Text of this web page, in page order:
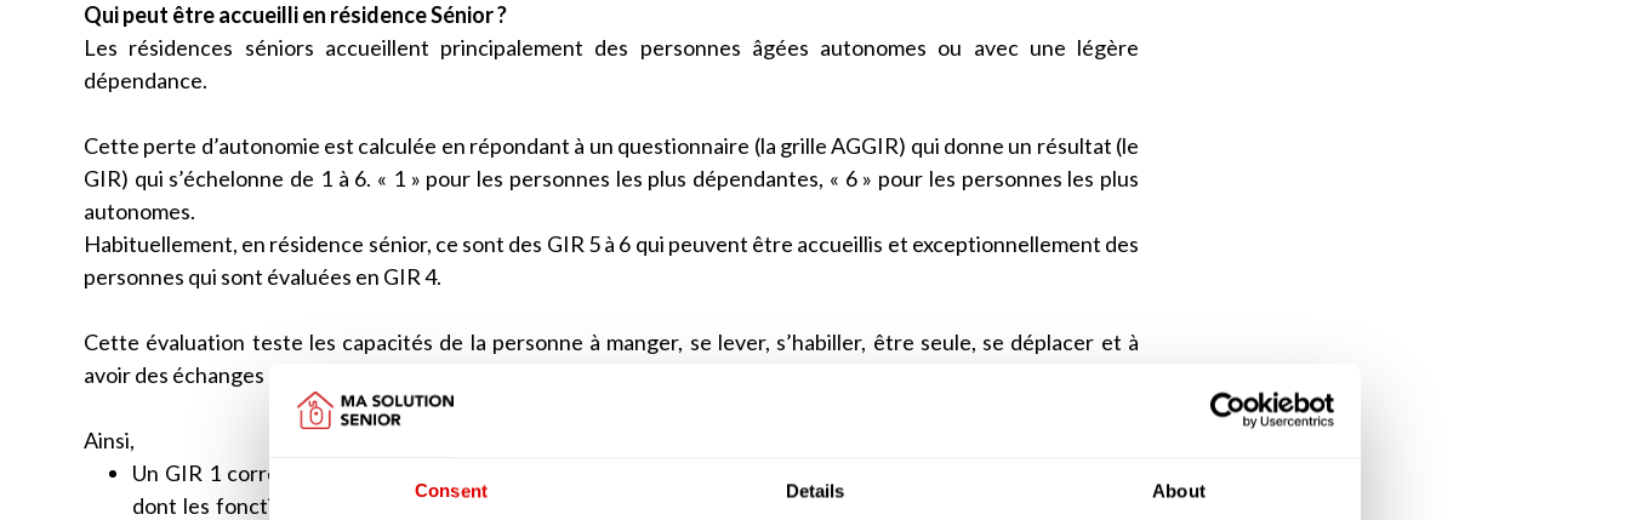
Consent Details About
Qui peut être accueilli en résidence Sénior ?
Les résidences séniors accueillent principalement des personnes âgées autonomes ou avec une légère
dépendance.
Cette perte d’autonomie est calculée en répondant à un questionnaire (la grille AGGIR) qui donne un résultat (le
GIR) qui s’échelonne de 1 à 6. « 1 » pour les personnes les plus dépendantes, « 6 » pour les personnes les plus
autonomes.
Habituellement, en résidence sénior, ce sont des GIR 5 à 6 qui peuvent être accueillis et exceptionnellement des
personnes qui sont évaluées en GIR 4.
Cette évaluation teste les capacités de la personne à manger, se lever, s’habiller, être seule, se déplacer et à
avoir des échanges censés.
Ainsi,
Un GIR 1 correspondra bien souvent à une personne alitée ou assise en permanence dans un fauteuil et
dont les fonctions mentales sont malheureusement très altérées. Cette personne âgée devra bénéficier